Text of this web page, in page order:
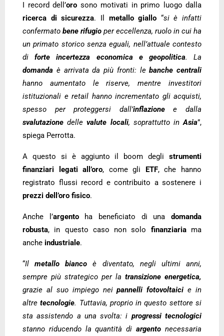
I record dell’oro sono motivati in primo luogo dalla
ricerca di sicurezza. Il metallo giallo “si è infatti
confermato bene rifugio per eccellenza, ruolo in cui ha
un primato storico senza eguali, nell’attuale contesto
diforte incertezza economica e geopolitica. La
domanda è arrivata da più fronti: lebanche centrali
hanno aumentato le riserve, mentre investitori
istituzionali e retail hanno incrementato gli acquisti,
spesso per proteggersi dall’inflazionee dalla
svalutazione dellevalute locali, soprattutto inAsia”,
spiega Perrotta.
A questo si è aggiunto il boom degli strumenti
finanziari legati all’oro, come gli ETF, che hanno
registrato flussi record e contribuito a sostenere i
prezzi dell’oro fisico.
Anche l’argentoha beneficiato di unadomanda
robusta, in questo caso non solo finanziariama
anche industriale.
“Ilmetallo bianco è diventato, negli ultimi anni,
sempre più strategico per la transizione energetica,
grazie al suo impiego neipannelli fotovoltaici e in
altretecnologie. Tuttavia, proprio in questo settore si
sta assistendo a una svolta: i progressi tecnologici
stanno riducendo la quantità diargento necessaria